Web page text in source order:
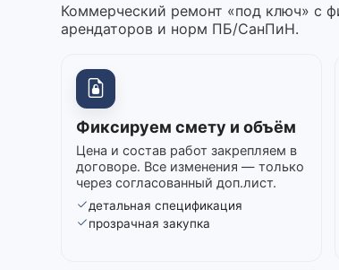
Коммерческий ремонт «под ключ» с
арендаторов и норм ПБ/СанПиН.
Фиксируем смету и объём
Цена и состав работ закрепляем в
договоре. Все изменения — только
через согласованный доп.лист.
детальная спецификация
прозрачная закупка